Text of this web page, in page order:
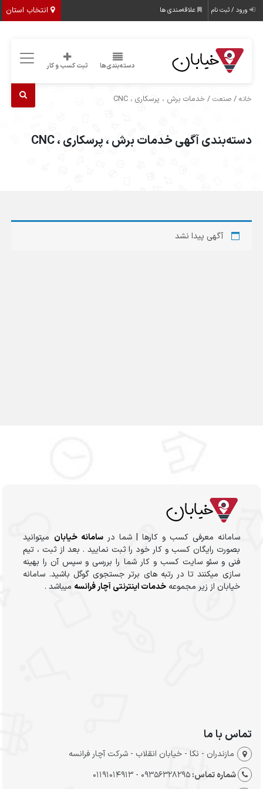
انتخاب استان ورود / ثبت نام علاقه‌مندی ها
دسته‌بندی‌ها ثبت کسب و کار
خانه /صنعت / خدمات برش ، پرسکاری ، CNC
دسته‌بندی آگهی خدمات برش ، پرسکاری ، CNC
آگهی پیدا نشد
سامانه معرفی کسب و کارها | شما درسامانه خیابان میتوانید
بصورت رایگان کسب و کار خود را ثبت نمایید . بعد از ثبت ، تیم
فنی و سئو سایت کسب و کار شما را بررسی و سپس آن را بهینه
سازی میکنند تا در رتبه های برتر جستجوی گوگل باشید. سامانه
خیابان از زیر مجموعهخدمات اینترنتی آچار فرانسه میباشد .
تماس با ما
مازندران - نکا - خیابان انقلاب - شرکت آچار فرانسه
شماره تماس:09356328295 - 01191014913